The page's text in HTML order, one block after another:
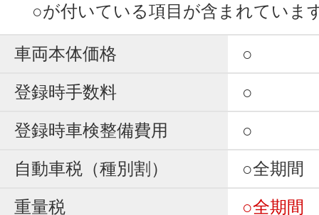
○が付いている項目が含まれていま
車両本体価格
○
登録時手数料
○
登録時車検整備費用
○
自動車税（種別割）
○全期間
重量税
○全期間